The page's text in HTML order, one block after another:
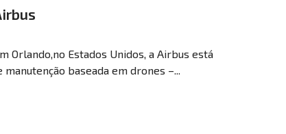
Orlando,no Estados Unidos, a Airbus está
baseada em drones –...